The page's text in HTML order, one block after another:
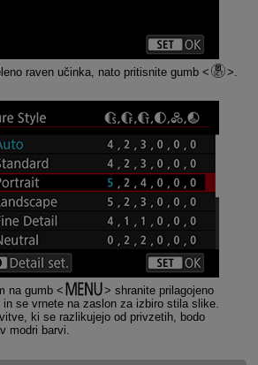
raven učinka, nato pritisnite gumb
na gumb
shranite prilagojeno
in se vrnete na zaslon za izbiro stila slike.
ki se razlikujejo od privzetih, bodo
modri barvi.